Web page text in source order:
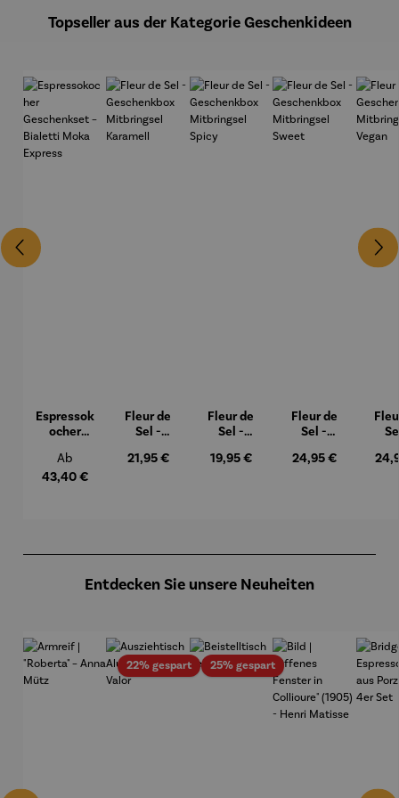
Topseller aus der Kategorie Geschenkideen
Espressok
ocher
set –
Bialetti
Regulärer Preis:
Ab
43,40 €
Fleur de
Sel -
box
Regulärer Preis:
21,95 €
Fleur de
Sel -
box
Regulärer Preis:
19,95 €
Fleur de
Sel -
box
Regulärer Preis:
24,95 €
Entdecken Sie unsere Neuheiten
22% gespartRabatt25% gespartRabatt